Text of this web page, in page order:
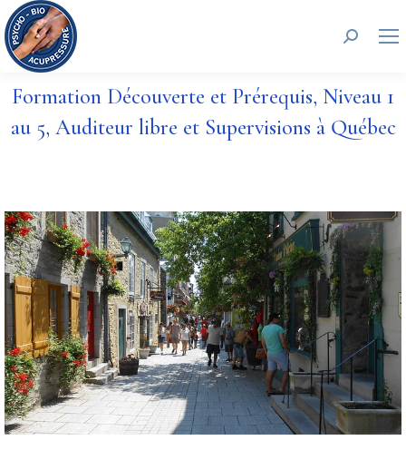
Formation Découverte et Prérequis, Niveau 1
au 5, Auditeur libre et Supervisions à Québec